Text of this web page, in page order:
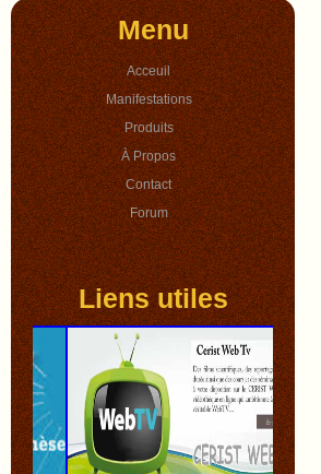
Menu
Acceuil
Manifestations
Produits
À Propos
Contact
Forum
Liens utiles